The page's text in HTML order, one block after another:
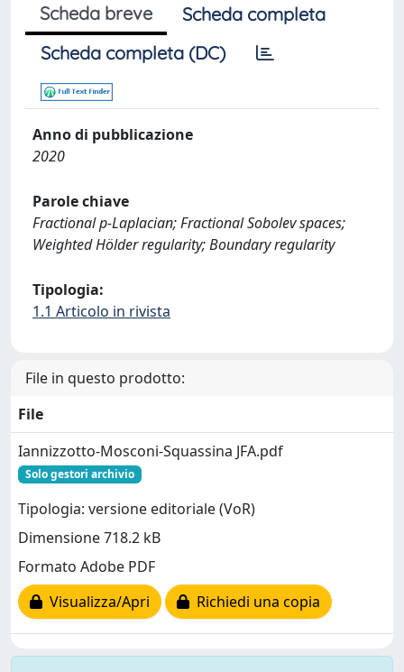
Scheda breve
Scheda completa
Scheda completa (DC)
Anno di pubblicazione
2020
Parole chiave
Fractional p-Laplacian; Fractional Sobolev spaces;
Weighted Hölder regularity; Boundary regularity
Tipologia:
1.1 Articolo in rivista
File in questo prodotto:
File
Iannizzotto-Mosconi-Squassina JFA.pdf
Solo gestori archivio
Tipologia: versione editoriale (VoR)
Dimensione 718.2 kB
Formato Adobe PDF
Visualizza/Apri
Richiedi una copia